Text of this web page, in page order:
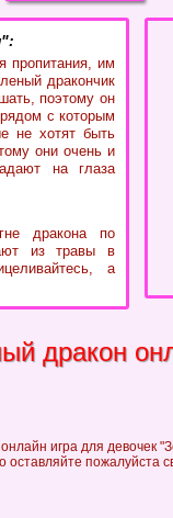
пропитания, им
дракончик
поэтому он
с которым
не хотят быть
они очень и
на глаза
дракона по
из травы в
а
дракон
игра для девочек
оставляйте пожалуйста